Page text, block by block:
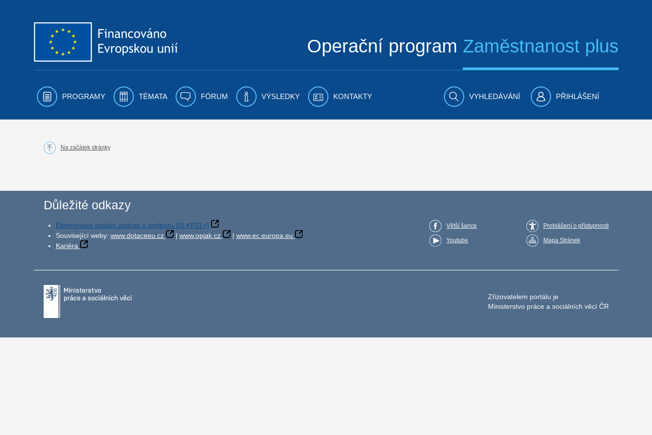
Operační program Zaměstnanost plus
PROGRAMY TÉMATA FÓRUM VÝSLEDKY KONTAKTY VYHLEDÁVÁNÍ PŘIHLÁŠENÍ
Na začátek stránky
Důležité odkazy
Elektronické podání žádosti o podporu (IS KP21+)
Související weby: www.dotaceeu.cz | www.opjak.cz | www.ec.europa.eu
Kariéra
Větší šance
Youtube
Prohlášení o přístupnosti
Mapa Stránek
Zřizovatelem portálu je
Ministerstvo práce a sociálních věcí ČR